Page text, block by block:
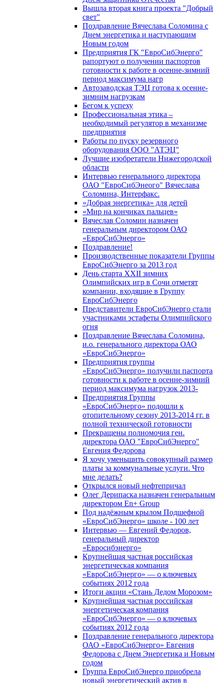
Вышла вторая книга проекта "Добрый
свет"
Поздравление Вячеслава Соломина с
Днем энергетика и наступающим
Новым годом
Предприятия ГК "ЕвроСибЭнерго"
рапортуют о получении паспортов
готовности к работе в осенне-зимний
период максимума нагр
Автозаводская ТЭЦ готова к осенне-
зимним нагрузкам
Бегом к успеху
Профессиональная этика –
необходимый регулятор в механизме
предприятия
Работы по пуску резервного
оборудования ООО "АТЭЦ"
Лучшие изобретатели Нижегородской
области
Интервью генерального директора
ОАО "ЕвроСибЭнеого" Вячеслава
Соломина, Интерфакс.
«Добрая энергетика» для детей
«Мир на кончиках пальцев»
Вячеслав Соломин назначен
генеральным директором ОАО
«ЕвроСибЭнерго»
Поздравление!
Производственные показатели Группы
ЕвроСибЭнерго за 2013 год
День старта XXII зимних
Олимпийских игр в Сочи отметят
компании, входящие в Группу
ЕвроСибЭнерго
Представители ЕвроСибЭнерго стали
участниками эстафеты Олимпийского
огня
Поздравление Вячеслава Соломина,
и.о. генерального директора ОАО
«ЕвроСибЭнерго»
Предприятия группы
«ЕвроСибЭнерго» получили паспорта
готовности к работе в осенне-зимний
период максимума нагрузок 2013-
Предприятия Группы
«ЕвроСибЭнерго» подошли к
отопительному сезону 2013-2014 гг. в
полной технической готовности
Прекращены полномочия ген.
директора ОАО "ЕвроСибЭнерго"
Евгения Федорова
Я хочу уменьшить совокупный размер
платы за коммунальные услуги. Что
мне делать?
Открылся новый нефтепричал
Олег Дерипаска назначен генеральным
директором En+ Group
Под надёжным крылом Подшефной
«ЕвроСибЭнерго» школе - 100 лет
Интервью — Евгений Федоров,
генеральный директор
«Евросибэнерго»
Крупнейшая частная российская
энергетическая компания
«ЕвроСибЭнерго» — о ключевых
событиях 2012 года
Итоги акции «Стань Дедом Морозом»
Крупнейшая частная российская
энергетическая компания
«ЕвроСибЭнерго» — о ключевых
событиях 2012 года
Поздравление генерального директора
ОАО «ЕвроСибЭнерго» Евгения
Федорова с Днем Энергетика и Новым
годом
Группа ЕвроСибЭнерго приобрела
новый энергетический актив в